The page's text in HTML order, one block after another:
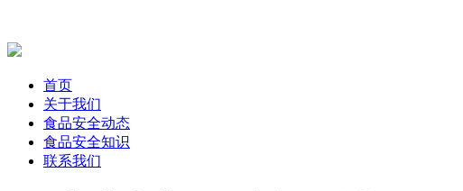
首页
关于我们
食品安全动态
食品安全知识
联系我们